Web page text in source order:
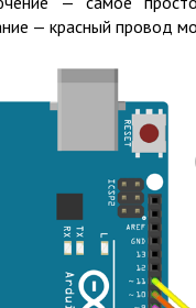
— красный провод